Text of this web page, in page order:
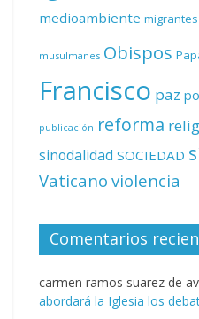
medioambiente migrantes
musulmanes Obispos
Francisco paz
publicación reforma
sinodalidad SOCIEDAD
Vaticano violencia
Comentarios
carmen ramos suarez de
abordará la Iglesia los